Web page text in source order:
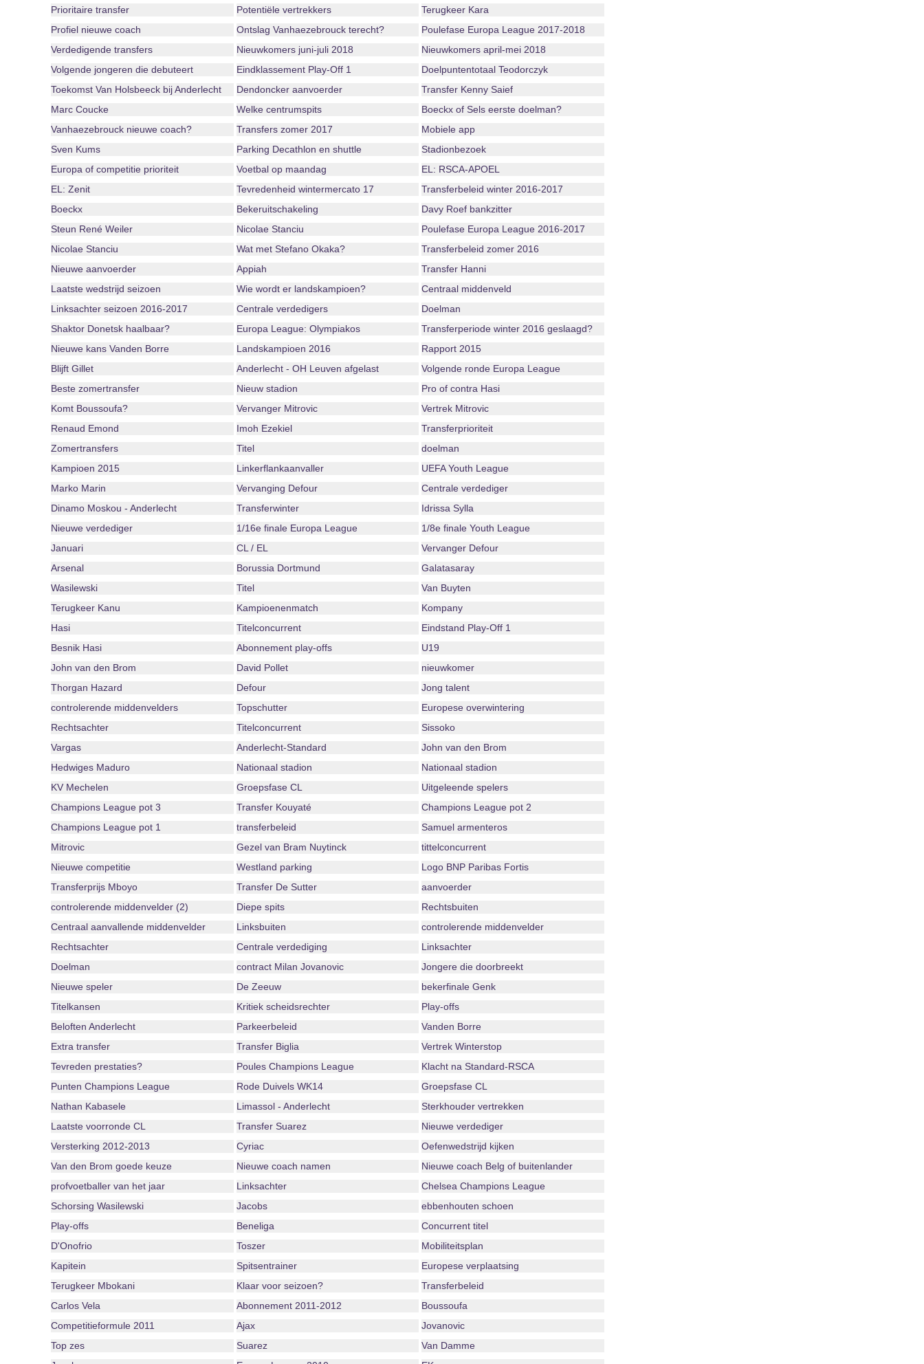
Prioritaire transfer
Potentiële vertrekkers
Terugkeer Kara
Profiel nieuwe coach
Ontslag Vanhaezebrouck terecht?
Poulefase Europa League 2017-2018
Verdedigende transfers
Nieuwkomers juni-juli 2018
Nieuwkomers april-mei 2018
Volgende jongeren die debuteert
Eindklassement Play-Off 1
Doelpuntentotaal Teodorczyk
Toekomst Van Holsbeeck bij Anderlecht
Dendoncker aanvoerder
Transfer Kenny Saief
Marc Coucke
Welke centrumspits
Boeckx of Sels eerste doelman?
Vanhaezebrouck nieuwe coach?
Transfers zomer 2017
Mobiele app
Sven Kums
Parking Decathlon en shuttle
Stadionbezoek
Europa of competitie prioriteit
Voetbal op maandag
EL: RSCA-APOEL
EL: Zenit
Tevredenheid wintermercato 17
Transferbeleid winter 2016-2017
Boeckx
Bekeruitschakeling
Davy Roef bankzitter
Steun René Weiler
Nicolae Stanciu
Poulefase Europa League 2016-2017
Nicolae Stanciu
Wat met Stefano Okaka?
Transferbeleid zomer 2016
Nieuwe aanvoerder
Appiah
Transfer Hanni
Laatste wedstrijd seizoen
Wie wordt er landskampioen?
Centraal middenveld
Linksachter seizoen 2016-2017
Centrale verdedigers
Doelman
Shaktor Donetsk haalbaar?
Europa League: Olympiakos
Transferperiode winter 2016 geslaagd?
Nieuwe kans Vanden Borre
Landskampioen 2016
Rapport 2015
Blijft Gillet
Anderlecht - OH Leuven afgelast
Volgende ronde Europa League
Beste zomertransfer
Nieuw stadion
Pro of contra Hasi
Komt Boussoufa?
Vervanger Mitrovic
Vertrek Mitrovic
Renaud Emond
Imoh Ezekiel
Transferprioriteit
Zomertransfers
Titel
doelman
Kampioen 2015
Linkerflankaanvaller
UEFA Youth League
Marko Marin
Vervanging Defour
Centrale verdediger
Dinamo Moskou - Anderlecht
Transferwinter
Idrissa Sylla
Nieuwe verdediger
1/16e finale Europa League
1/8e finale Youth League
Januari
CL / EL
Vervanger Defour
Arsenal
Borussia Dortmund
Galatasaray
Wasilewski
Titel
Van Buyten
Terugkeer Kanu
Kampioenenmatch
Kompany
Hasi
Titelconcurrent
Eindstand Play-Off 1
Besnik Hasi
Abonnement play-offs
U19
John van den Brom
David Pollet
nieuwkomer
Thorgan Hazard
Defour
Jong talent
controlerende middenvelders
Topschutter
Europese overwintering
Rechtsachter
Titelconcurrent
Sissoko
Vargas
Anderlecht-Standard
John van den Brom
Hedwiges Maduro
Nationaal stadion
Nationaal stadion
KV Mechelen
Groepsfase CL
Uitgeleende spelers
Champions League pot 3
Transfer Kouyaté
Champions League pot 2
Champions League pot 1
transferbeleid
Samuel armenteros
Mitrovic
Gezel van Bram Nuytinck
tittelconcurrent
Nieuwe competitie
Westland parking
Logo BNP Paribas Fortis
Transferprijs Mboyo
Transfer De Sutter
aanvoerder
controlerende middenvelder (2)
Diepe spits
Rechtsbuiten
Centraal aanvallende middenvelder
Linksbuiten
controlerende middenvelder
Rechtsachter
Centrale verdediging
Linksachter
Doelman
contract Milan Jovanovic
Jongere die doorbreekt
Nieuwe speler
De Zeeuw
bekerfinale Genk
Titelkansen
Kritiek scheidsrechter
Play-offs
Beloften Anderlecht
Parkeerbeleid
Vanden Borre
Extra transfer
Transfer Biglia
Vertrek Winterstop
Tevreden prestaties?
Poules Champions League
Klacht na Standard-RSCA
Punten Champions League
Rode Duivels WK14
Groepsfase CL
Nathan Kabasele
Limassol - Anderlecht
Sterkhouder vertrekken
Laatste voorronde CL
Transfer Suarez
Nieuwe verdediger
Versterking 2012-2013
Cyriac
Oefenwedstrijd kijken
Van den Brom goede keuze
Nieuwe coach namen
Nieuwe coach Belg of buitenlander
profvoetballer van het jaar
Linksachter
Chelsea Champions League
Schorsing Wasilewski
Jacobs
ebbenhouten schoen
Play-offs
Beneliga
Concurrent titel
D'Onofrio
Toszer
Mobiliteitsplan
Kapitein
Spitsentrainer
Europese verplaatsing
Terugkeer Mbokani
Klaar voor seizoen?
Transferbeleid
Carlos Vela
Abonnement 2011-2012
Boussoufa
Competitieformule 2011
Ajax
Jovanovic
Top zes
Suarez
Van Damme